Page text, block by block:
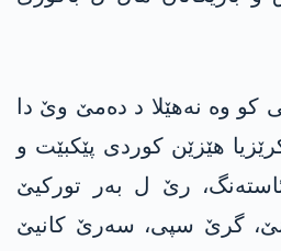
کو وە نەهێلا د دەمێ وێ دا
ھێزێن کوردی پێکبێت و
رێ ل بەر تورکیێ
گرێ سپی، سەرێ کانیێ